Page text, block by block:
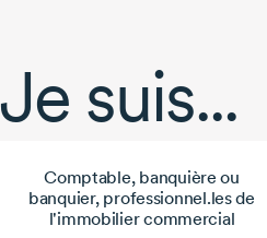
Je suis...
Comptable, banquière ou
banquier, professionnel.les de
l'immobilier commercial